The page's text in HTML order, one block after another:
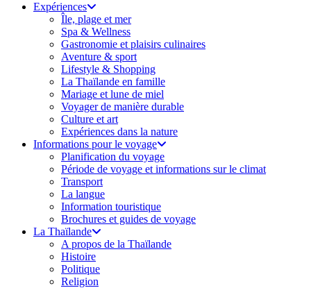
Expériences
Île, plage et mer
Spa & Wellness
Gastronomie et plaisirs culinaires
Aventure & sport
Lifestyle & Shopping
La Thaïlande en famille
Mariage et lune de miel
Voyager de manière durable
Culture et art
Expériences dans la nature
Informations pour le voyage
Planification du voyage
Période de voyage et informations sur le climat
Transport
La langue
Information touristique
Brochures et guides de voyage
La Thaïlande
A propos de la Thaïlande
Histoire
Politique
Religion